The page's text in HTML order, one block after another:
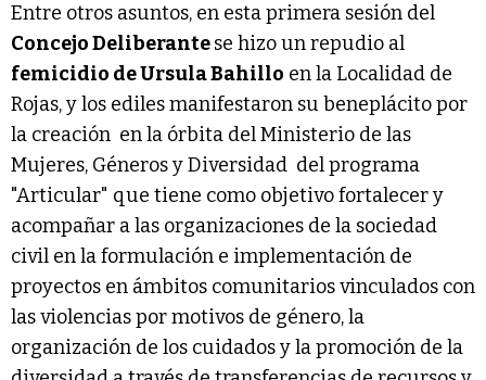
Entre otros asuntos, en esta primera sesión del
Concejo Deliberantese hizo un repudio al
femicidio de Ursula Bahillo en la Localidad de
Rojas, y los ediles manifestaron su beneplácito por
la creación en la órbita del Ministerio de las
Mujeres, Géneros y Diversidad del programa
"Articular" que tiene como objetivo fortalecer y
acompañar a las organizaciones de la sociedad
civil en la formulación e implementación de
proyectos en ámbitos comunitarios vinculados con
las violencias por motivos de género, la
organización de los cuidados y la promoción de la